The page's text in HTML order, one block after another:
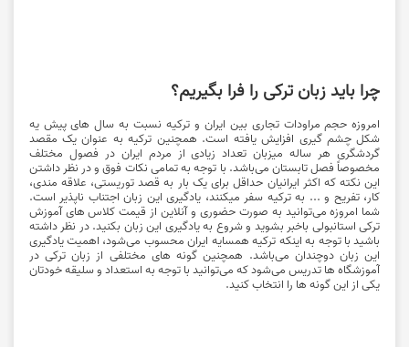
چرا باید زبان ترکی را فرا بگیریم؟
امروزه حجم مراودات تجاری بین ایران و ترکیه نسبت به سال های پیش یه
شکل چشم گیری افزایش یافته است. همچنین ترکیه به عنوان یک مقصد
گردشگری هر ساله میزبان تعداد زیادی از مردم ایران در فصول مختلف
مخصوصاً فصل تابستان می‌باشد. با توجه به تمامی نکات فوق و در نظر داشتن
این نکته که اکثر ایرانیان حداقل برای یک بار به قصد توریستی، علاقه مندی،
کار، تفریح و ... به ترکیه سفر میکنند، یادگیری این زبان اجتناب ناپذیر است.
شما امروزه می‌توانید به صورت حضوری و آنلاین از قیمت کلاس های آموزش
ترکی استانبولی باخبر بشوید و شروع به یادگیری این زبان بکنید. در نظر داشته
باشید با توجه به اینکه ترکیه همسایه ایران محسوب می‌شود، اهمیت یادگیری
این زبان دوچندان می‌باشد. همچنین گونه های مختلفی از زبان ترکی در
آموزشگاه ها تدریس می‌شود که می‌توانید با توجه به استعداد و سلیقه خودتان
یکی از این گونه ها را انتخاب کنید.